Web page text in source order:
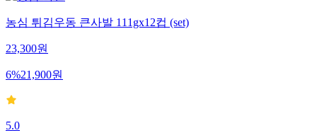
농심 튀김우동 큰사발 111gx12컵 (set)
23,300원
6%21,900원
5.0